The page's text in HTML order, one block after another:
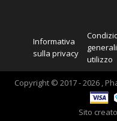
Informativa
sulla privacy
utilizzo
Copyright © 2017 - 2026 ,
Sito